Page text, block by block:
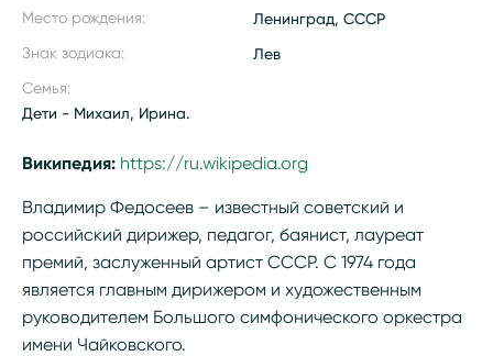
Место рождения: Ленинград, СССР
Знак зодиака: Лев
Семья:
Дети - Михаил, Ирина.
Википедия: https://ru.wikipedia.org/wiki/
Владимир Федосеев – известный советский и
российский дирижер, педагог, баянист, лауреат
премий, заслуженный артист СССР. С 1974 года
является главным дирижером и художественным
руководителем Большого симфонического оркестра
имени Чайковского.